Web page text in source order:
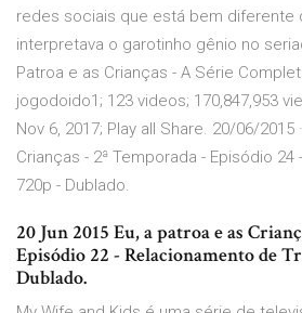
redes sociais que está bem diferente
interpretava o garotinho gênio no
Patroa e as Crianças - A Série
jogodoido1; 123 videos; 170,847,953
Nov 6, 2017; Play all Share. 20/06/2015
Crianças - 2ª Temporada - Episódio 24
720p - Dublado.
20 Jun 2015 Eu, a patroa e as
Episódio 22 - Relacionamento de
Dublado.